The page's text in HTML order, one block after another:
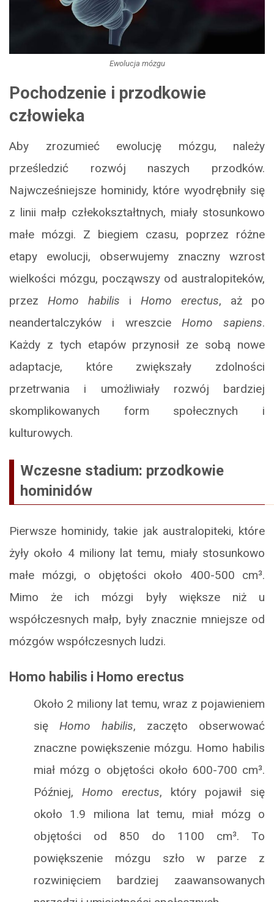
Ewolucja mózgu
Pochodzenie i przodkowie
człowieka
Aby zrozumieć ewolucję mózgu, należy
prześledzić rozwój naszych przodków.
Najwcześniejsze hominidy, które wyodrębniły się
z linii małp człekokształtnych, miały stosunkowo
małe mózgi. Z biegiem czasu, poprzez różne
etapy ewolucji, obserwujemy znaczny wzrost
wielkości mózgu, począwszy od australopiteków,
przez Homo habilis i Homo erectus, aż po
neandertalczyków i wreszcie Homo sapiens.
Każdy z tych etapów przynosił ze sobą nowe
adaptacje, które zwiększały zdolności
przetrwania i umożliwiały rozwój bardziej
skomplikowanych form społecznych i
kulturowych.
Wczesne stadium: przodkowie
hominidów
Pierwsze hominidy, takie jak australopiteki, które
żyły około 4 miliony lat temu, miały stosunkowo
małe mózgi, o objętości około 400-500 cm³.
Mimo że ich mózgi były większe niż u
współczesnych małp, były znacznie mniejsze od
mózgów współczesnych ludzi.
Homo habilis i Homo erectus
Około 2 miliony lat temu, wraz z pojawieniem
się Homo habilis, zaczęto obserwować
znaczne powiększenie mózgu. Homo habilis
miał mózg o objętości około 600-700 cm³.
Później, Homo erectus, który pojawił się
około 1.9 miliona lat temu, miał mózg o
objętości od 850 do 1100 cm³. To
powiększenie mózgu szło w parze z
rozwinięciem bardziej zaawansowanych